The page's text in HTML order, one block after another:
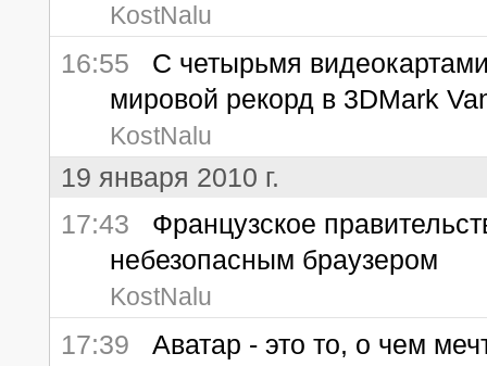
KostNalu
16:55 С четырьмя
мировой рекорд в 3DMark
KostNalu
19 января 2010 г.
17:43 Французское
небезопасным браузером
KostNalu
17:39 Аватар - это то, о чем